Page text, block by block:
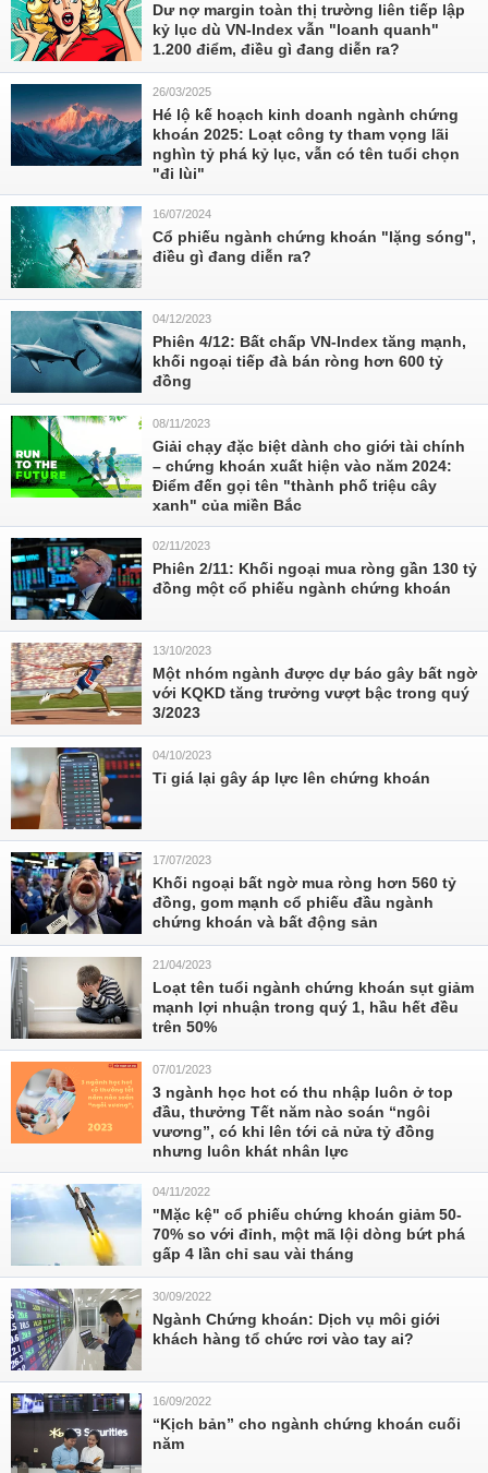
Dư nợ margin toàn thị trường liên tiếp lập
kỷ lục dù VN-Index vẫn "loanh quanh"
1.200 điểm, điều gì đang diễn ra?
26/03/2025
Hé lộ kế hoạch kinh doanh ngành chứng
khoán 2025: Loạt công ty tham vọng lãi
nghìn tỷ phá kỷ lục, vẫn có tên tuổi chọn
"đi lùi"
16/07/2024
Cổ phiếu ngành chứng khoán "lặng sóng",
điều gì đang diễn ra?
04/12/2023
Phiên 4/12: Bất chấp VN-Index tăng mạnh,
khối ngoại tiếp đà bán ròng hơn 600 tỷ
đồng
08/11/2023
Giải chạy đặc biệt dành cho giới tài chính
– chứng khoán xuất hiện vào năm 2024:
Điểm đến gọi tên "thành phố triệu cây
xanh" của miền Bắc
02/11/2023
Phiên 2/11: Khối ngoại mua ròng gần 130 tỷ
đồng một cổ phiếu ngành chứng khoán
13/10/2023
Một nhóm ngành được dự báo gây bất ngờ
với KQKD tăng trưởng vượt bậc trong quý
3/2023
04/10/2023
Tỉ giá lại gây áp lực lên chứng khoán
17/07/2023
Khối ngoại bất ngờ mua ròng hơn 560 tỷ
đồng, gom mạnh cổ phiếu đầu ngành
chứng khoán và bất động sản
21/04/2023
Loạt tên tuổi ngành chứng khoán sụt giảm
mạnh lợi nhuận trong quý 1, hầu hết đều
trên 50%
07/01/2023
3 ngành học hot có thu nhập luôn ở top
đầu, thưởng Tết năm nào soán “ngôi
vương”, có khi lên tới cả nửa tỷ đồng
nhưng luôn khát nhân lực
04/11/2022
"Mặc kệ" cổ phiếu chứng khoán giảm 50-
70% so với đỉnh, một mã lội dòng bứt phá
gấp 4 lần chỉ sau vài tháng
30/09/2022
Ngành Chứng khoán: Dịch vụ môi giới
khách hàng tổ chức rơi vào tay ai?
16/09/2022
“Kịch bản” cho ngành chứng khoán cuối
năm